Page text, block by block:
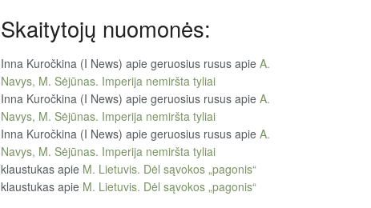
Skaitytojų nuomonės:
Inna Kuročkina (I News) apie geruosius rusus apie A.
Navys, M. Sėjūnas. Imperija nemiršta tyliai
Inna Kuročkina (I News) apie geruosius rusus apie A.
Navys, M. Sėjūnas. Imperija nemiršta tyliai
Inna Kuročkina (I News) apie geruosius rusus apie A.
Navys, M. Sėjūnas. Imperija nemiršta tyliai
klaustukas apie M. Lietuvis. Dėl sąvokos „pagonis“
klaustukas apie M. Lietuvis. Dėl sąvokos „pagonis“